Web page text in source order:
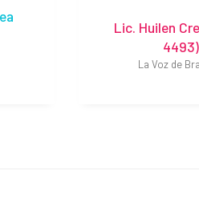
Lic. Huilen
4493)
La Voz de